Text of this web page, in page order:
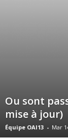
Ou sont
mise à jour)
Équipe OAI13 - Mar